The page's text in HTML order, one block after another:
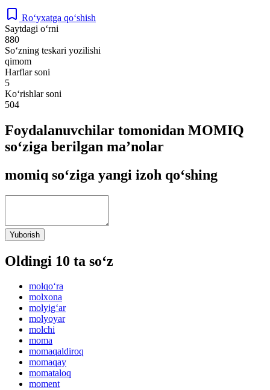
Ro‘yxatga qo‘shish
Saytdagi o‘rni
880
So‘zning teskari yozilishi
qimom
Harflar soni
5
Ko‘rishlar soni
504
Foydalanuvchilar tomonidan MOMIQ
so‘ziga berilgan ma’nolar
momiq so‘ziga yangi izoh qo‘shing
Yuborish
Oldingi 10 ta so‘z
molqo‘ra
molxona
molyig‘ar
molyoyar
molchi
moma
momaqaldiroq
momaqay
momataloq
moment